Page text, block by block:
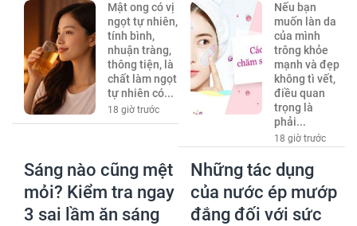
Mật ong có vị
ngọt tự nhiên,
tính bình,
nhuận tràng,
thông tiện, là
chất làm ngọt
tự nhiên có...
18 giờ trước
Nếu bạn
muốn làn da
của mình
trông khỏe
mạnh và đẹp
không tì vết,
điều quan
trọng là
phải...
18 giờ trước
Sáng nào cũng mệt
mỏi? Kiểm tra ngay
3 sai lầm ăn sáng
Những tác dụng
của nước ép mướp
đắng đối với sức